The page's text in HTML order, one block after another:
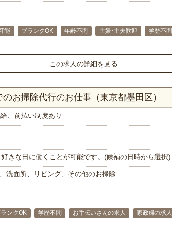
能 ブランクOK 年齢不問 主婦･主夫歓迎 学歴不問
この求人の詳細を見る
お掃除代行のお仕事（東京都墨田区）
給、前払い制度あり
きな日に働くことが可能です。(候補の日時から選択)
洗面所、リビング、その他のお掃除
ランクOK 学歴不問 お手伝いさんの求人 家政婦の求人